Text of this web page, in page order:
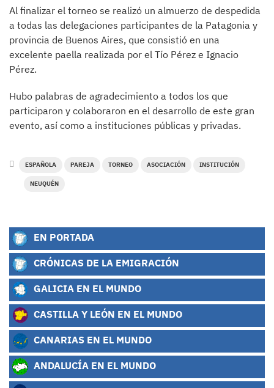
Al finalizar el torneo se realizó un almuerzo de despedida
a todas las delegaciones participantes de la Patagonia y
provincia de Buenos Aires, que consistió en una
excelente paella realizada por el Tío Pérez e Ignacio
Pérez.
Hubo palabras de agradecimiento a todos los que
participaron y colaboraron en el desarrollo de este gran
evento, así como a instituciones públicas y privadas.
ESPAÑOLA PAREJA TORNEO ASOCIACIÓN INSTITUCIÓN
NEUQUÉN
EN PORTADA
CRÓNICAS DE LA EMIGRACIÓN
GALICIA EN EL MUNDO
CASTILLA Y LEÓN EN EL MUNDO
CANARIAS EN EL MUNDO
ANDALUCÍA EN EL MUNDO